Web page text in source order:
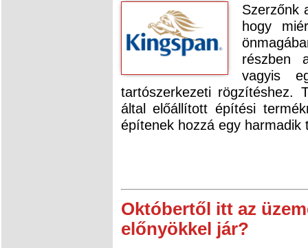
Szerzőnk
hogy
részben
vagyis
tartószerkezeti rögzítéshez.
által előállított építési
építenek hozzá egy
Októbertől itt az
előnyökkel jár?